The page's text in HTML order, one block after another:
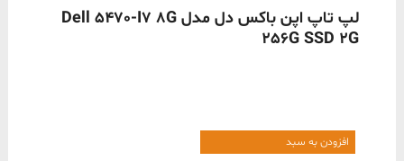
ناموجود
لپ تاپ اپن باکس دل مدل Dell 5470-I7 8G
256G SSD 2G
افزودن به سبد